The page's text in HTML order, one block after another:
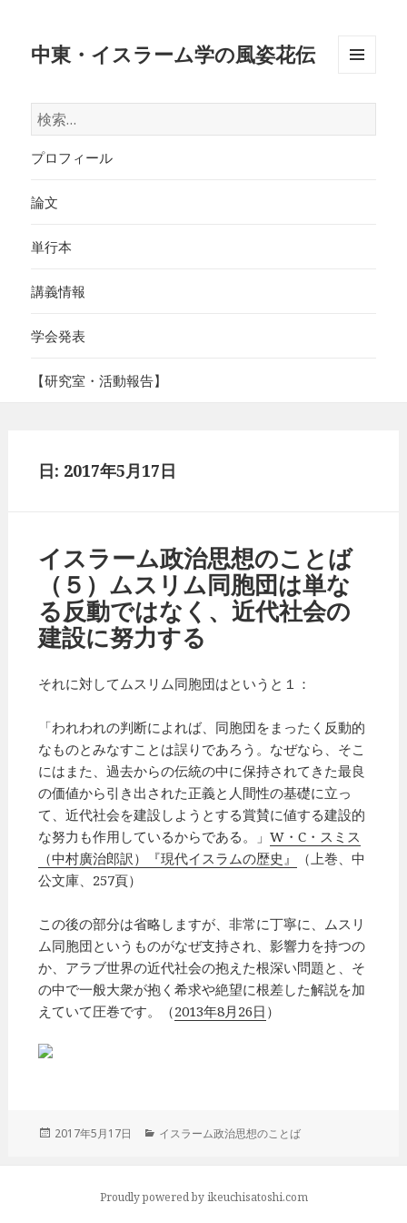
中東・イスラーム学の風姿花伝
検
索:
プロフィール
論文
単行本
講義情報
学会発表
【研究室・活動報告】
日: 2017年5月17日
イスラーム政治思想のことば
（５）ムスリム同胞団は単な
る反動ではなく、近代社会の
建設に努力する
それに対してムスリム同胞団はというと１：
「われわれの判断によれば、同胞団をまったく反動的
なものとみなすことは誤りであろう。なぜなら、そこ
にはまた、過去からの伝統の中に保持されてきた最良
の価値から引き出された正義と人間性の基礎に立っ
て、近代社会を建設しようとする賞賛に値する建設的
な努力も作用しているからである。」W・C・スミス
（中村廣治郎訳）『現代イスラムの歴史』
（上巻、中
公文庫、257頁）
この後の部分は省略しますが、非常に丁寧に、ムスリ
ム同胞団というものがなぜ支持され、影響力を持つの
か、アラブ世界の近代社会の抱えた根深い問題と、そ
の中で一般大衆が抱く希求や絶望に根差した解説を加
えていて圧巻です。（2013年8月26日 ）
投
2017年5月17日
カ
ー
イスラーム政治思想のことば
Proudly powered by ikeuchisatoshi.com